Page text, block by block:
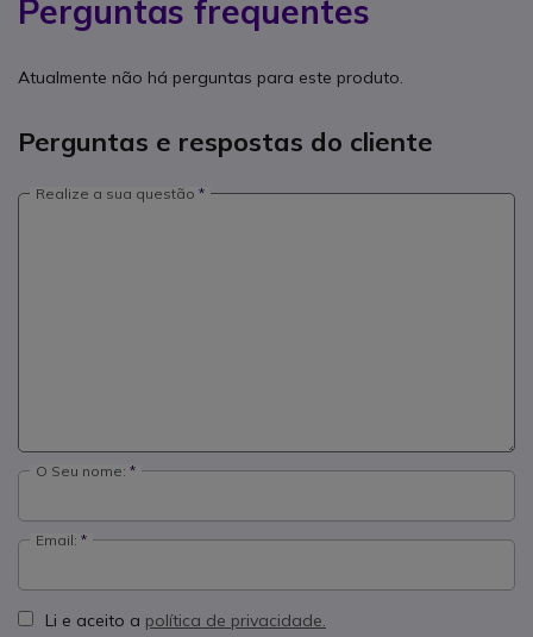
Perguntas frequentes
Atualmente não há perguntas para este produto.
Perguntas e respostas do cliente
Realize a sua questão
O Seu nome:
Email:
Li e aceito a política de privacidade.